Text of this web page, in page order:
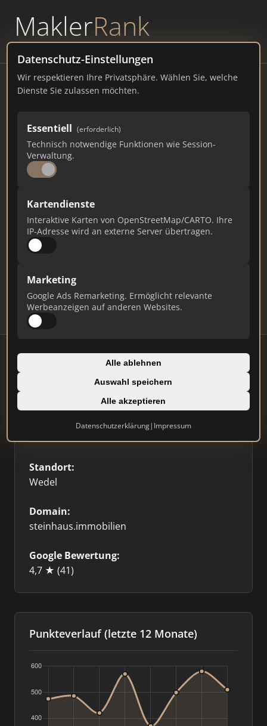
MaklerRank
powered byWAVEPOINT
Datenschutz-Einstellungen
Wir respektieren Ihre Privatsphäre. Wählen Sie, welche
Dienste Sie zulassen möchten.
Essentiell (erforderlich)
Technisch notwendige Funktionen wie Session-
Verwaltung.
Kartendienste
Interaktive Karten von OpenStreetMap/CARTO. Ihre
IP-Adresse wird an externe Server übertragen.
Marketing
Google Ads Remarketing. Ermöglicht relevante
Werbeanzeigen auf anderen Websites.
Alle ablehnen
Auswahl speichern
Alle akzeptieren
Datenschutzerklärung| Impressum
Steinhaus Immobilien GbR
steinhaus.immobilien
510
Ist das Ihr Unternehmen?
Verifizieren Sie Ihr Profil, bearbeiten Sie Ihre
Updates.
Profil beanspruchen
Einzelner Makler
Standort:
Wedel
Domain:
steinhaus.immobilien
Google Bewertung:
4,7 ★ (41)
Punkteverlauf (letzte 12 Monate)